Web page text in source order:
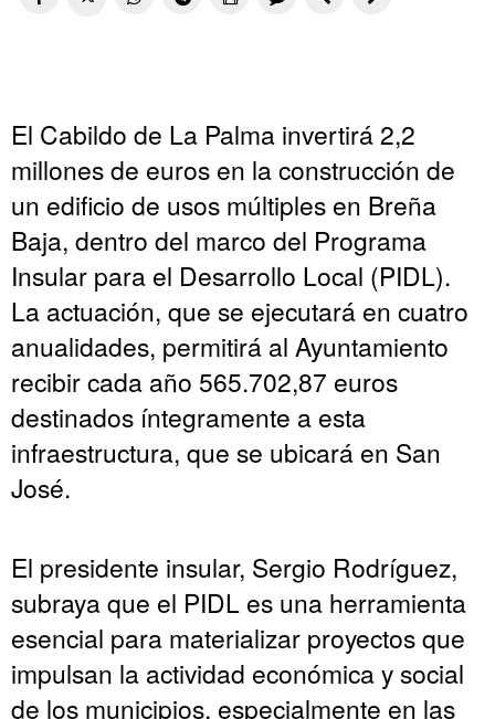
El Cabildo de La Palma invertirá 2,2
millones de euros en la construcción de
un edificio de usos múltiples en Breña
Baja, dentro del marco del Programa
Insular para el Desarrollo Local (PIDL).
La actuación, que se ejecutará en cuatro
anualidades, permitirá al Ayuntamiento
recibir cada año 565.702,87 euros
destinados íntegramente a esta
infraestructura, que se ubicará en San
José.
El presidente insular, Sergio Rodríguez,
subraya que el PIDL es una herramienta
esencial para materializar proyectos que
impulsan la actividad económica y social
de los municipios, especialmente en las